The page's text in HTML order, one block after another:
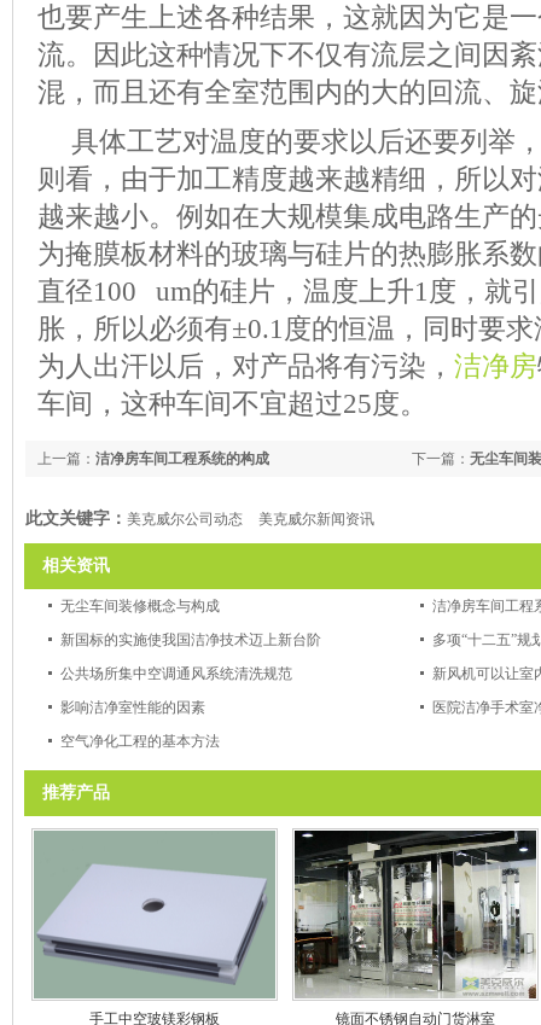
也要产生上述各种结果，这就因为它是
流。因此这种情况下不仅有流层之间因
混，而且还有全室范围内的大的回流、
具体工艺对温度的要求以后还要列举
则看，由于加工精度越来越精细，所以
越来越小。例如在大规模集成电路生产
为掩膜板材料的玻璃与硅片的热膨胀系
直径100 um的硅片，温度上升1度，就
胀，所以必须有±0.1度的恒温，同时要
为人出汗以后，对产品将有污染， 洁净房
车间，这种车间不宜超过25度。
下一篇： 无尘车间
上一篇： 洁净房车间工程系统的构成
此文关键字： 美克威尔公司动态 美克威尔新闻资讯
相关资讯
无尘车间装修概念与构成
洁净房车间工程
新国标的实施使我国洁净技术迈上新台阶
多项“十二五”规
公共场所集中空调通风系统清洗规范
新风机可以让室
影响洁净室性能的因素
医院洁净手术室
空气净化工程的基本方法
推荐产品
手工中空玻镁彩钢板 镜面不锈钢自动门货淋室